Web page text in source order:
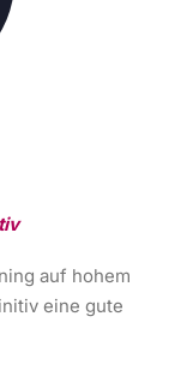
auf hohem
eine gute